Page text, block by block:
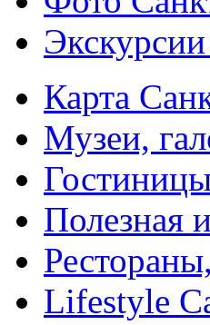
Карта
Музеи,
Полезная
Lifestyle